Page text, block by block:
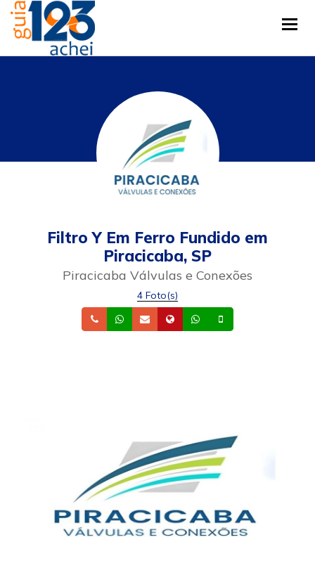
Filtro Y Em Ferro Fundido em
Piracicaba, SP
Piracicaba Válvulas e Conexões
4 Foto(s)
TelefoneWhatsapp
Email Site Whatsapp